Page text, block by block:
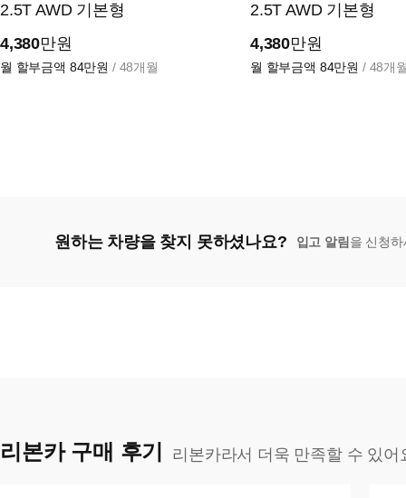
2.5T AWD 기본형
4,380만원
월 할부금액 84만원 / 48개월
2.5T AWD 기본형
4,380만원
월 할부금액 84만원 / 48개
원하는 차량을 찾지 못하셨나요? 입고 알림 을 신청
리본카 구매 후기 리본카라서 더욱 만족할 수 있어